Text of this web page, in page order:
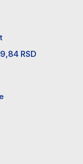
RSDTrenutna